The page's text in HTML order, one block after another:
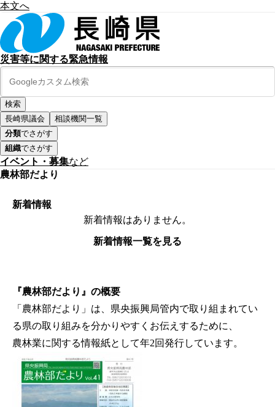
本文へ
災害等に関する緊急情報
長崎県議会
相談機関一覧
分類でさがす
組織でさがす
イベント・募集など
農林部だより
新着情報
新着情報はありません。
新着情報一覧を見る
『農林部だより』の概要
「農林部だより」は、県央振興局管内で取り組まれてい
る県の取り組みを分かりやすくお伝えするために、
農林業に関する情報紙として年2回発行しています。